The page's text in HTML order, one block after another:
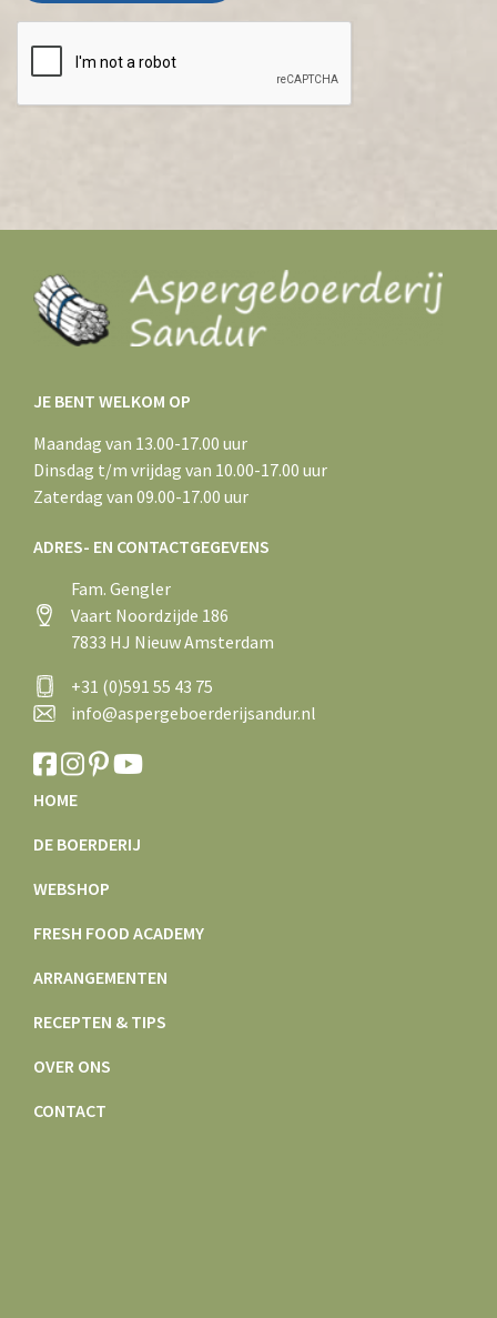
JE BENT WELKOM OP
Maandag van 13.00-17.00 uur
Dinsdag t/m vrijdag van 10.00-17.00 uur
Zaterdag van 09.00-17.00 uur
ADRES- EN CONTACTGEGEVENS
Fam. Gengler
Vaart Noordzijde 186
7833 HJ Nieuw Amsterdam
+31 (0)591 55 43 75
info@aspergeboerderijsandur.nl
HOME
DE BOERDERIJ
WEBSHOP
FRESH FOOD ACADEMY
ARRANGEMENTEN
RECEPTEN & TIPS
OVER ONS
CONTACT